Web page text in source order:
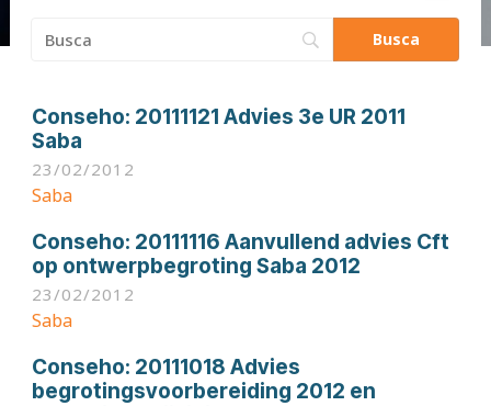
Busca:
Conseho: 20111121 Advies 3e UR 2011
Saba
23/02/2012
Saba
Conseho: 20111116 Aanvullend advies Cft
op ontwerpbegroting Saba 2012
23/02/2012
Saba
Conseho: 20111018 Advies
begrotingsvoorbereiding 2012 en